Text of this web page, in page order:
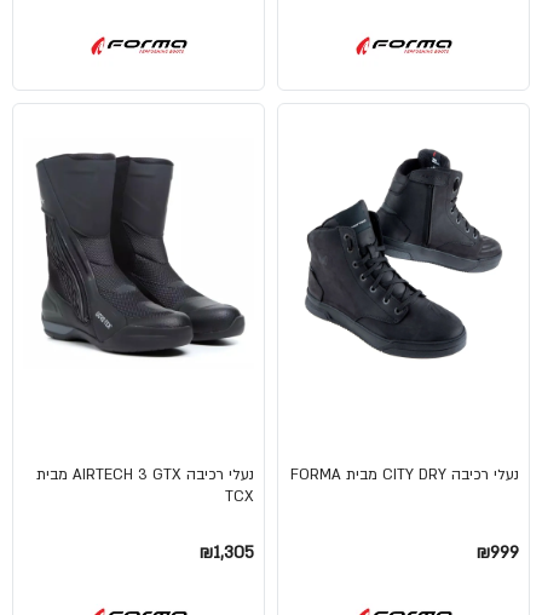
נעלי רכיבה CITY DRY מבית FORMA
₪999
נעלי רכיבה AIRTECH 3 GTX מבית
TCX
₪1,305